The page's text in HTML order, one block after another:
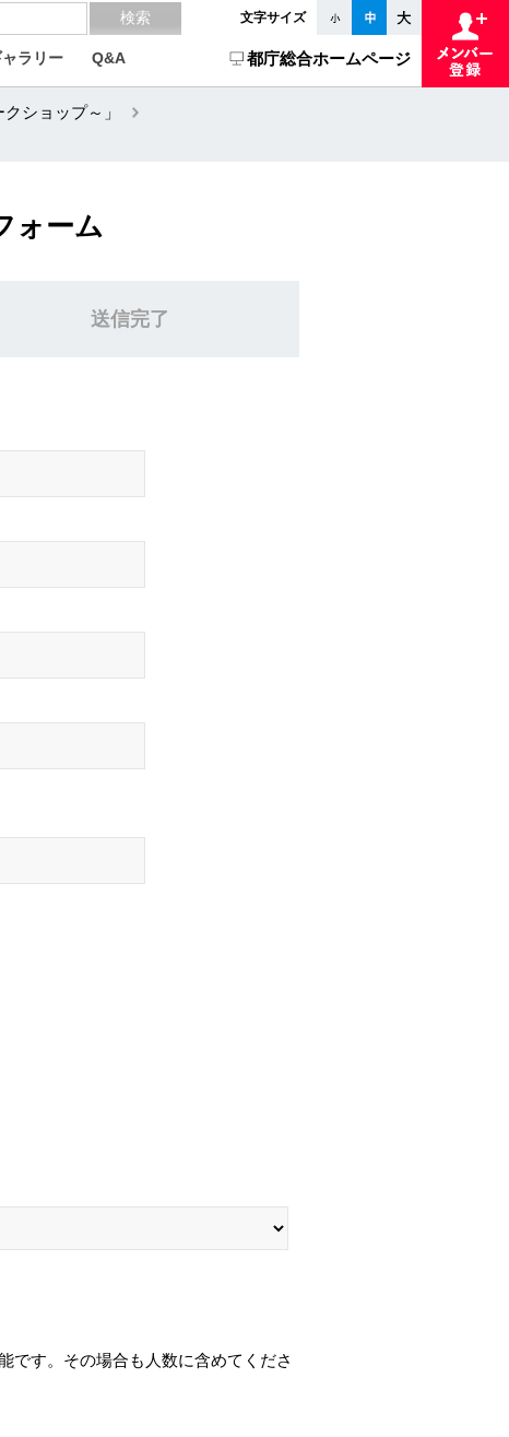
文字サイズ
ャラリー Q&A 都庁総合ホームページ
ショップ～」
ォーム
送信完了
です。その場合も人数に含めてくださ